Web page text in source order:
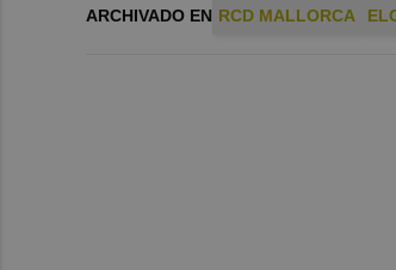
ARCHIVADO EN RCD MALLORCA